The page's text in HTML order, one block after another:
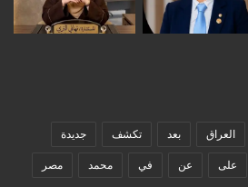
العراق بعد تكشف جديدة
على عن في محمد مصر